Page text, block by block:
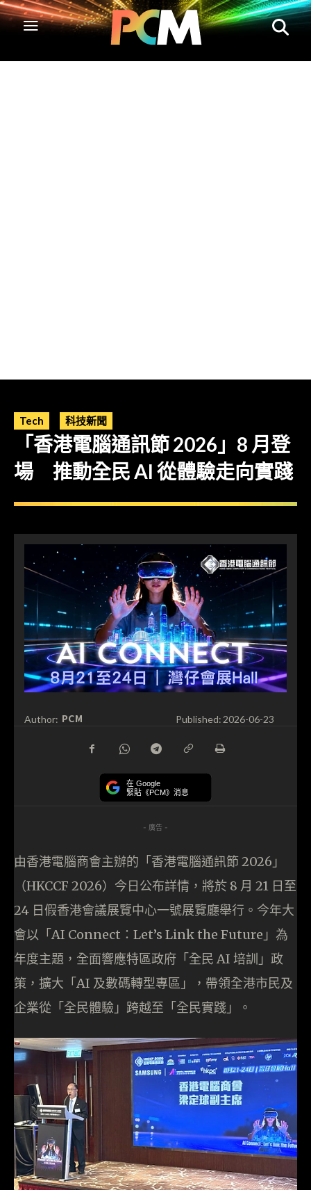
Tech 科技新聞
「香港電腦通訊節 2026」8 月登
場 推動全民 AI 從體驗走向實踐
Author: PCM Published: 2026-06-23
在 Google
緊貼《PCM》消息
- 廣告 -
由香港電腦商會主辦的「香港電腦通訊節 2026」
（HKCCF 2026）今日公布詳情，將於 8 月 21 日至
24 日假香港會議展覽中心一號展覽廳舉行。今年大
會以「AI Connect：Let’s Link the Future」為
年度主題，全面響應特區政府「全民 AI 培訓」政
策，擴大「AI 及數碼轉型專區」，帶領全港市民及
企業從「全民體驗」跨越至「全民實踐」。